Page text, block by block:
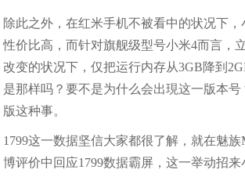
除此之外，在红米手机不被看中的状况下
性价比高，而针对旗舰级型号小米4而言，
改变的状况下，仅把运行内存从3GB降到
是那样吗？要不是为什么会出現这一版本
版这种事。
1799这一数据坚信大家都很了解，就在魅
博评价中回应1799数据霸屏，这一举动招